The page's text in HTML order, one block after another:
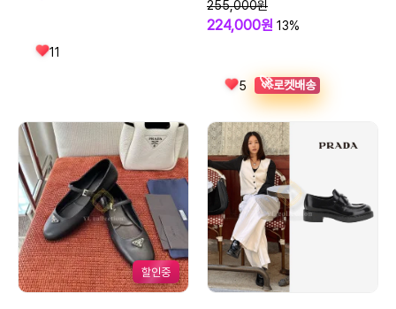
11
255,000원
224,000원 13%
5 🚀로켓배송
할인중